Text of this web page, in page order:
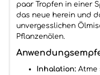
paar Tropfen in einer
das neue herein und
unvergesslichen
Pflanzenölen.
Inhalation:Atme